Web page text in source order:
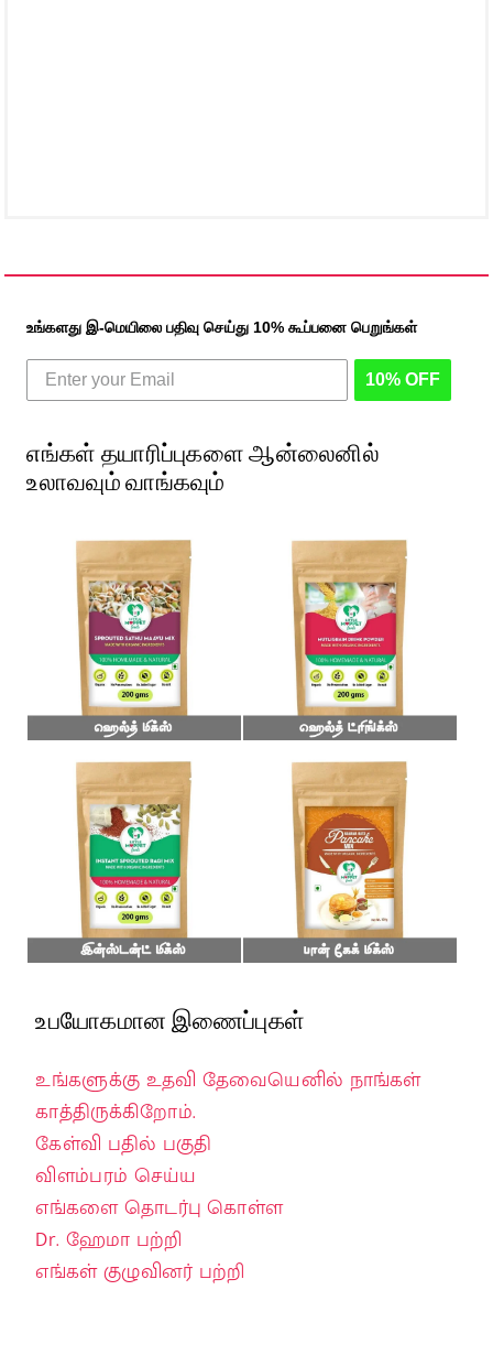
உங்களது இ-மெயிலை பதிவு செய்து 10% கூப்பனை பெறுங்கள்
10% OFF
எங்கள் தயாரிப்புகளை ஆன்லைனில்
உலாவவும் வாங்கவும்
உபயோகமான இணைப்புகள்
உங்களுக்கு உதவி தேவையெனில் நாங்கள்
காத்திருக்கிறோம்.
கேள்வி பதில் பகுதி
விளம்பரம் செய்ய
எங்களை தொடர்பு கொள்ள
Dr. ஹேமா பற்றி
எங்கள் குழுவினர் பற்றி